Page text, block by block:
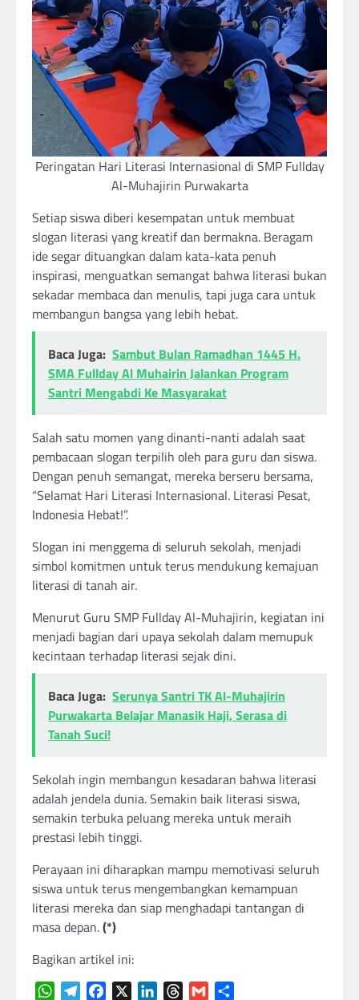
Peringatan Hari Literasi Internasional di SMP Fullday
Al-Muhajirin Purwakarta
Setiap siswa diberi kesempatan untuk membuat
slogan literasi yang kreatif dan bermakna. Beragam
ide segar dituangkan dalam kata-kata penuh
inspirasi, menguatkan semangat bahwa literasi bukan
sekadar membaca dan menulis, tapi juga cara untuk
membangun bangsa yang lebih hebat.
Baca Juga: Sambut Bulan Ramadhan 1445 H.
SMA Fullday Al Muhairin Jalankan Program
Santri Mengabdi Ke Masyarakat
Salah satu momen yang dinanti-nanti adalah saat
pembacaan slogan terpilih oleh para guru dan siswa.
Dengan penuh semangat, mereka berseru bersama,
“Selamat Hari Literasi Internasional. Literasi Pesat,
Indonesia Hebat!”.
Slogan ini menggema di seluruh sekolah, menjadi
simbol komitmen untuk terus mendukung kemajuan
literasi di tanah air.
Menurut Guru SMP Fullday Al-Muhajirin, kegiatan ini
menjadi bagian dari upaya sekolah dalam memupuk
kecintaan terhadap literasi sejak dini.
Baca Juga: Serunya Santri TK Al-Muhajirin
Purwakarta Belajar Manasik Haji, Serasa di
Tanah Suci!
Sekolah ingin membangun kesadaran bahwa literasi
adalah jendela dunia. Semakin baik literasi siswa,
semakin terbuka peluang mereka untuk meraih
prestasi lebih tinggi.
Perayaan ini diharapkan mampu memotivasi seluruh
siswa untuk terus mengembangkan kemampuan
literasi mereka dan siap menghadapi tantangan di
masa depan.(*)
Bagikan artikel ini:
WhatsAppTelegramFacebook LinkedInThreads
Gmail